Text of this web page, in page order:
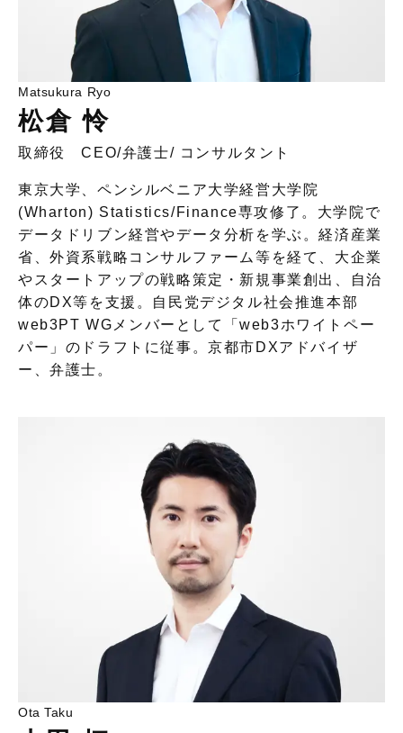
Matsukura Ryo
松倉 怜
取締役 CEO/弁護士/ コンサルタント
東京大学、ペンシルベニア大学経営大学院
(Wharton) Statistics/Finance専攻修了。大学院で
データドリブン経営やデータ分析を学ぶ。経済産業
省、外資系戦略コンサルファーム等を経て、大企業
やスタートアップの戦略策定・新規事業創出、自治
体のDX等を支援。自民党デジタル社会推進本部
web3PT WGメンバーとして「web3ホワイトペー
パー」のドラフトに従事。京都市DXアドバイザ
ー、弁護士。
Ota Taku